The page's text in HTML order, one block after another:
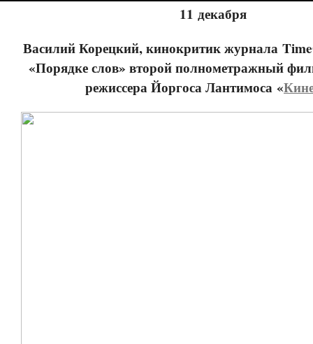
11 декабря
Василий Корецкий, кинокритик журнала
«Порядке слов» второй полнометражный
режиссера Йоргоса Лантимоса «